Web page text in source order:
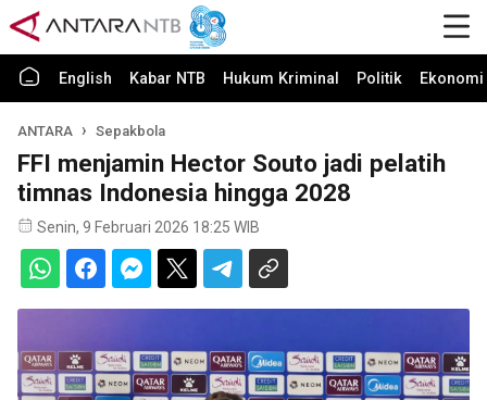
English Kabar NTB Hukum Kriminal Politik
ANTARA Sepakbola
FFI menjamin Hector Souto jadi pelatih
timnas Indonesia hingga 2028
Senin, 9 Februari 2026 18:25 WIB